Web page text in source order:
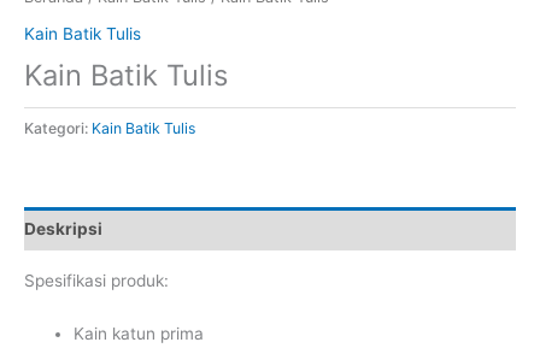
Kain Batik Tulis
Kain Batik Tulis
Kategori: Kain Batik Tulis
Deskripsi
Spesifikasi produk:
Kain katun prima